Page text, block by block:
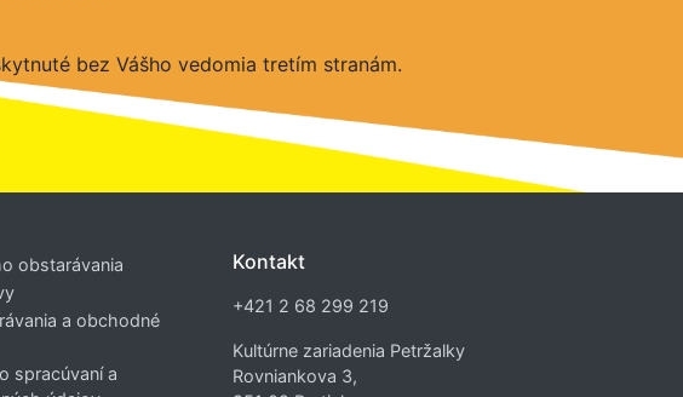
bez Vášho vedomia tretím stranám.
obstarávania
a obchodné
spracúvaní a
Kontakt
+421 2 68 299 219
Kultúrne zariadenia Petržalky
Rovniankova 3,